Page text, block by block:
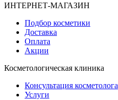
ИНТЕРНЕТ-МАГАЗИН
Подбор косметики
Доставка
Оплата
Акции
Косметологическая клиника
Консультация косметолога
Услуги